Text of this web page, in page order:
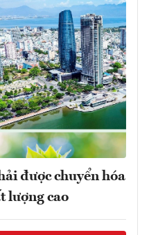
được chuyển hóa
lượng cao